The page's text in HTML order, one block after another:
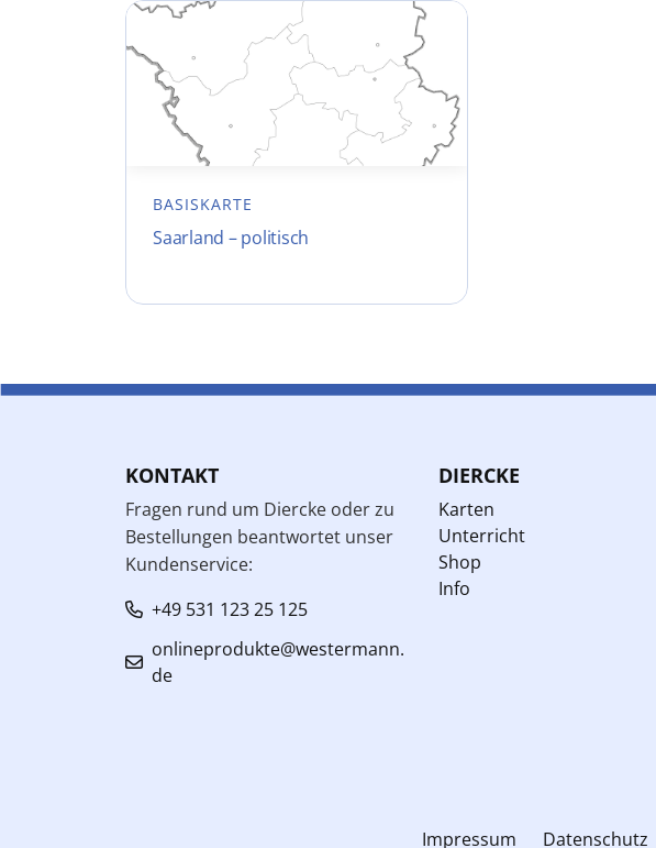
BASISKARTE
Saarland – politisch
KONTAKT
Fragen rund um Diercke oder zu
Bestellungen beantwortet unser
Kundenservice:
+49 531 123 25 125
onlineprodukte@westermann.
de
DIERCKE
Karten
Unterricht
Shop
Info
Impressum Datenschutz